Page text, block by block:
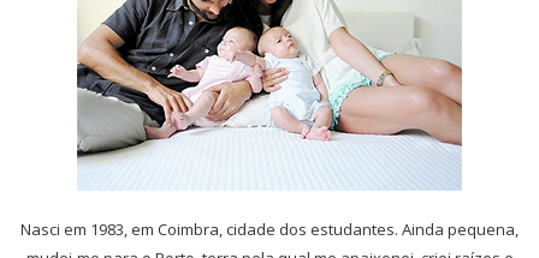
Nasci em 1983, em Coimbra, cidade dos estudantes. Ainda pequena,